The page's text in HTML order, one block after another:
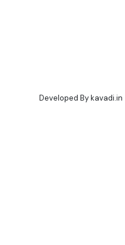
Developed Bykavadi.in